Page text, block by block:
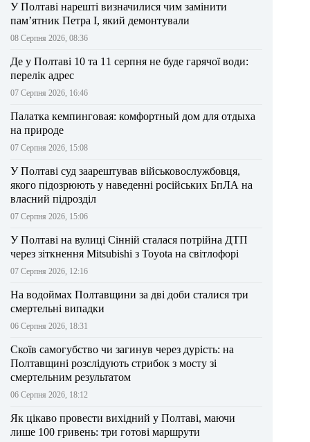
У Полтаві нарешті визначилися чим замінити
пам’ятник Петра І, який демонтували
08 Серпня 2026, 08:36
Де у Полтаві 10 та 11 серпня не буде гарячої води:
перелік адрес
07 Серпня 2026, 16:46
Палатка кемпинговая: комфортный дом для отдыха
на природе
07 Серпня 2026, 15:08
У Полтаві суд заарештував військовослужбовця,
якого підозрюють у наведенні російських БпЛА на
власний підрозділ
07 Серпня 2026, 15:06
У Полтаві на вулиці Сінній сталася потрійна ДТП
через зіткнення Mitsubishi з Toyota на світлофорі
07 Серпня 2026, 12:16
На водоймах Полтавщини за дві доби сталися три
смертельні випадки
06 Серпня 2026, 18:31
Скоїв самогубство чи загинув через дурість: на
Полтавщині розслідують стрибок з мосту зі
смертельним результатом
06 Серпня 2026, 18:12
Як цікаво провести вихідний у Полтаві, маючи
лише 100 гривень: три готові маршрути